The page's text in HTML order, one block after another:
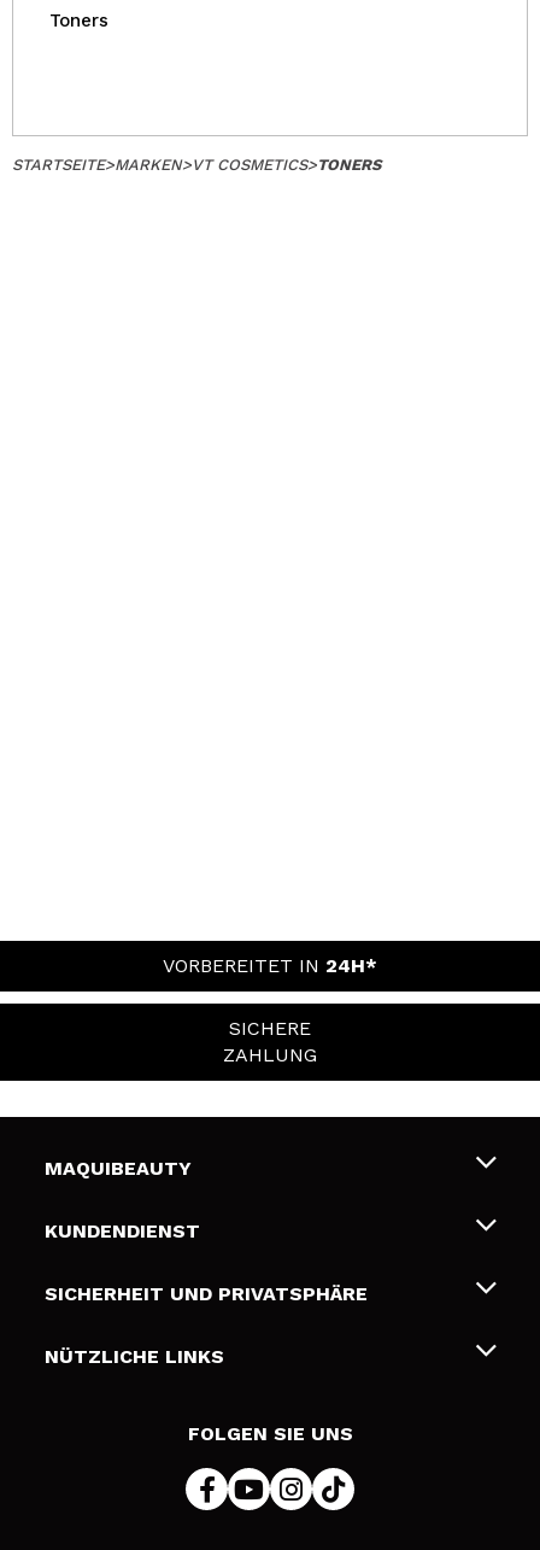
Toners
STARTSEITE>MARKEN>VT COSMETICS>TONERS
VORBEREITET IN 24H*
SICHERE
ZAHLUNG
MAQUIBEAUTY
Über uns
Geschenkkarten
KUNDENDIENST
Liefer- und Versandkosten
Zahlung
SICHERHEIT UND PRIVATSPHÄRE
Bedingungen und Datenschutz
NÜTZLICHE LINKS
FOLGEN SIE UNS